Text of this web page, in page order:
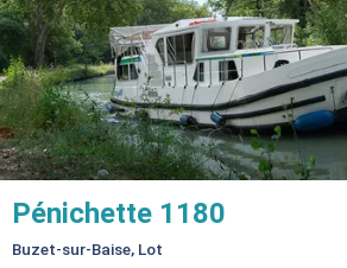
Pénichette 1180
Buzet-sur-Baise, Lot